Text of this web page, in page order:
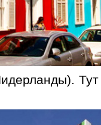
Тут